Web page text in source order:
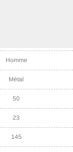
Homme
Métal
50
23
145